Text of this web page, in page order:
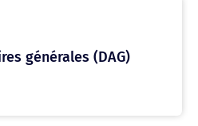
générales (DAG)